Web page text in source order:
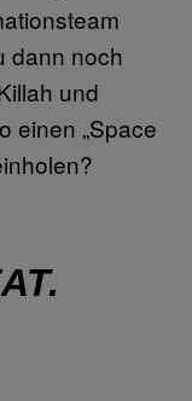
dann noch
und
einen „Space